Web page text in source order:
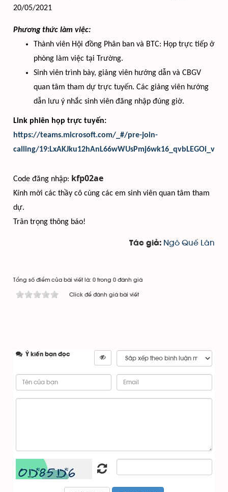
20/05/2021
Phương thức làm việc:
Thành viên Hội đồng Phân ban và BTC: Họp trực tiếp ở
phòng làm việc tại Trường.
Sinh viên trình bày, giảng viên hướng dẫn và CBGV
quan tâm tham dự trực tuyến. Các giảng viên hướng
dẫn lưu ý nhắc sinh viên đăng nhập đúng giờ.
Link phiên họp trực tuyến:
https://teams.microsoft.com/_#/pre-join-
calling/
Code đăng nhập: kfp02ae
Kính mời các thầy cô cùng các em sinh viên quan tâm tham
dự.
Trân trọng thông báo!
Tác giả: Ngô Quế Lân
Tổng số điểm của bài viết là: 0 trong 0 đánh giá
Click để đánh giá bài viết
Ý kiến bạn đọc